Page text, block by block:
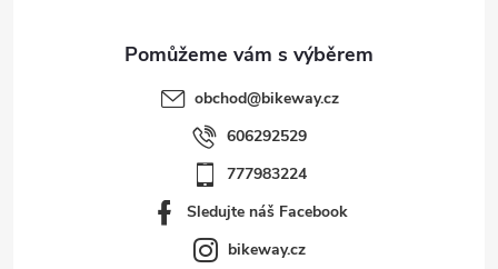
obchod@bikeway.cz
606292529
777983224
Sledujte náš Facebook
bikeway.cz